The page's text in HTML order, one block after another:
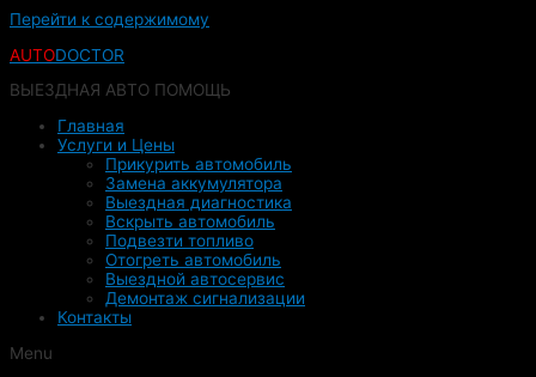
Перейти к содержимому
AUTODOCTOR
ВЫЕЗДНАЯ АВТО ПОМОЩЬ
Главная
Услуги и Цены
Прикурить автомобиль
Замена аккумулятора
Выездная диагностика
Вскрыть автомобиль
Подвезти топливо
Отогреть автомобиль
Выездной автосервис
Демонтаж сигнализации
Контакты
Menu